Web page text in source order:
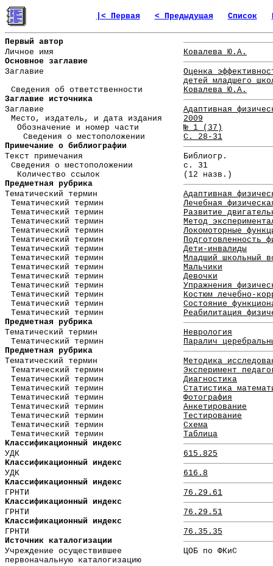
|< Первая < Предыдущая Список
Первый автор
Личное имя
Ковалева Ю.А.
Основное заглавие
Заглавие
Оценка
детей младшего
Сведения об ответственности
Ковалева Ю.А.
Заглавие источника
Заглавие
Адаптивная
Место, издатель, и дата издания
2009
Обозначение и номер части
№ 1 (37)
Сведения о местоположении
С. 28-31
Примечание о библиографии
Текст примечания
Библиогр.
Сведения о местоположении
с. 31
Количество ссылок
(12 назв.)
Предметная рубрика
Тематический термин
Адаптивная
Тематический термин
Лечебная
Тематический термин
Развитие
Тематический термин
Метод
Тематический термин
Локомоторные
Тематический термин
Подготовленность
Тематический термин
Дети-инвалиды
Тематический термин
Младший школьный
Тематический термин
Мальчики
Тематический термин
Девочки
Тематический термин
Упражнения
Тематический термин
Костюм лечебно-
Тематический термин
Состояние
Тематический термин
Реабилитация
Предметная рубрика
Тематический термин
Неврология
Тематический термин
Паралич
Предметная рубрика
Тематический термин
Методика
Тематический термин
Эксперимент
Тематический термин
Диагностика
Тематический термин
Статистика
Тематический термин
Фотография
Тематический термин
Анкетирование
Тематический термин
Тестирование
Тематический термин
Схема
Тематический термин
Таблица
Классификационный индекс
УДК
615.825
Классификационный индекс
УДК
616.8
Классификационный индекс
ГРНТИ
76.29.61
Классификационный индекс
ГРНТИ
76.29.51
Классификационный индекс
ГРНТИ
76.35.35
Источник каталогизации
Учреждение осуществившее
первоначальную каталогизацию
ЦОБ по ФКиС